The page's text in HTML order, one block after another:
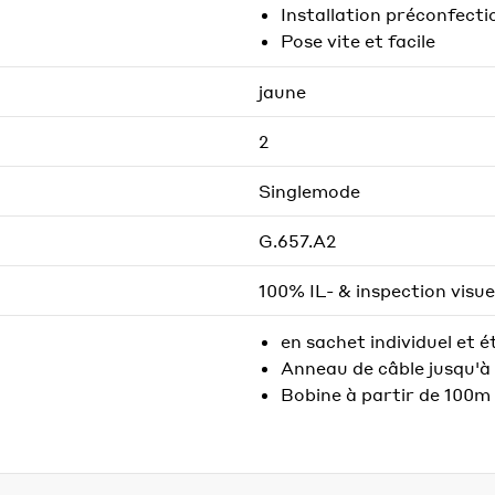
Installation
Pose vite et facile
jaune
2
Singlemode
G.657.A2
100% IL- & inspection
en sachet individuel et
Anneau de câble jusqu'à
Bobine à partir de 100m